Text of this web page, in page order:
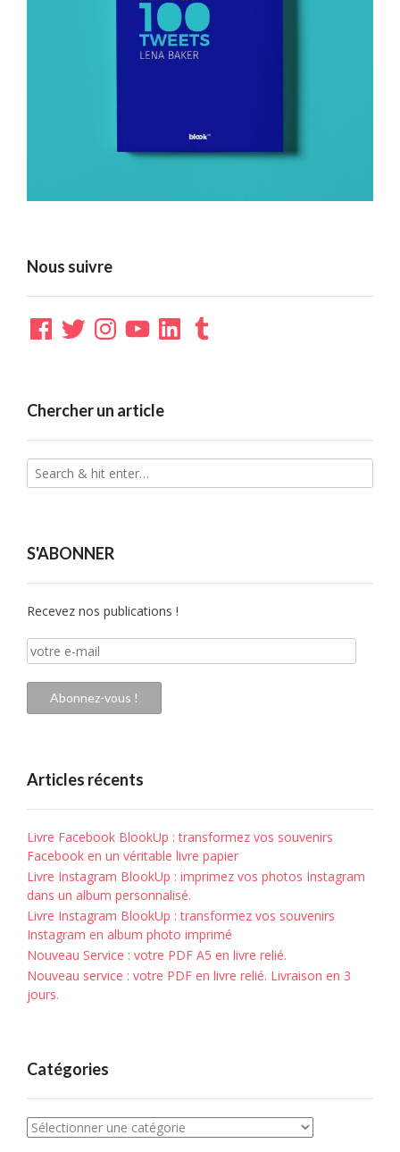
Nous suivre
Facebook
TwitterInstagramYouTubeLinkedInTumblr
Chercher un article
S'ABONNER
Recevez nos publications !
votre
e-
mail
Abonnez-vous !
Articles récents
Livre Facebook BlookUp : transformez vos souvenirs
Facebook en un véritable livre papier
Livre Instagram BlookUp : imprimez vos photos Instagram
dans un album personnalisé.
Livre Instagram BlookUp : transformez vos souvenirs
Instagram en album photo imprimé
Nouveau Service : votre PDF A5 en livre relié.
Nouveau service : votre PDF en livre relié. Livraison en 3
jours.
Catégories
Catégories